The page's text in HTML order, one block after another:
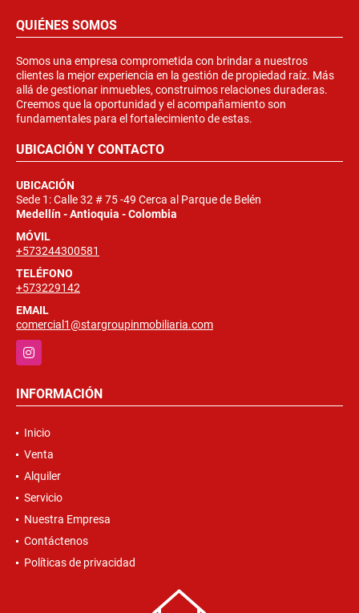
QUIÉNES SOMOS
Somos una empresa comprometida con brindar a nuestros
clientes la mejor experiencia en la gestión de propiedad raíz. Más
allá de gestionar inmuebles, construimos relaciones duraderas.
Creemos que la oportunidad y el acompañamiento son
fundamentales para el fortalecimiento de estas.
UBICACIÓN Y CONTACTO
UBICACIÓN
Sede 1: Calle 32 # 75 -49 Cerca al Parque de Belén
Medellín - Antioquia - Colombia
MÓVIL
+573244300581
TELÉFONO
+573229142
EMAIL
comercial1@stargroupinmobiliaria.com
Instagram
INFORMACIÓN
Inicio
Venta
Alquiler
Servicio
Nuestra Empresa
Contáctenos
Políticas de privacidad